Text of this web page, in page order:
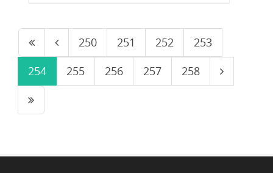
250 251 252
253
254
255 256 257 258